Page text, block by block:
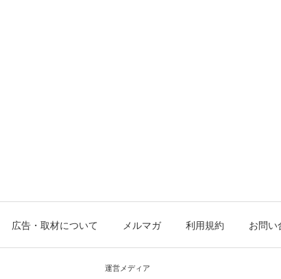
広告・取材について メルマガ 利用規約 お問い
運営メディア